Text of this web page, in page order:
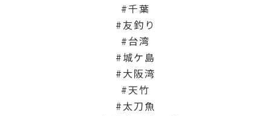
千葉
友釣り
台湾
城ケ島
大阪湾
天竹
太刀魚